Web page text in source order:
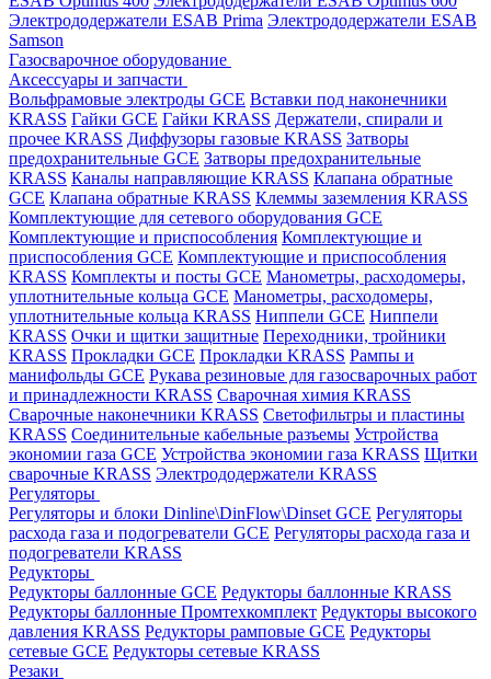
Электрододержатели ESAB Prima Электрододержатели ESAB
Samson
Газосварочное оборудование
Аксессуары и запчасти
Вольфрамовые электроды GCE Вставки под наконечники
KRASS Гайки GCE Гайки KRASS Держатели, спирали и
прочее KRASS Диффузоры газовые KRASS Затворы
предохранительные GCE Затворы предохранительные
KRASS Каналы направляющие KRASS Клапана обратные
GCE Клапана обратные KRASS Клеммы заземления KRASS
Комплектующие для сетевого оборудования GCE
Комплектующие и приспособления Комплектующие и
приспособления GCE Комплектующие и приспособления
KRASS Комплекты и посты GCE Манометры, расходомеры,
уплотнительные кольца GCE Манометры, расходомеры,
уплотнительные кольца KRASS Ниппели GCE Ниппели
KRASS Очки и щитки защитные Переходники, тройники
KRASS Прокладки GCE Прокладки KRASS Рампы и
манифольды GCE Рукава резиновые для газосварочных работ
и принадлежности KRASS Сварочная химия KRASS
Сварочные наконечники KRASS Светофильтры и пластины
KRASS Соединительные кабельные разъемы Устройства
экономии газа GCE Устройства экономии газа KRASS Щитки
сварочные KRASS Электрододержатели KRASS
Регуляторы
Регуляторы и блоки Dinline\DinFlow\Dinset GCE Регуляторы
расхода газа и подогреватели GCE Регуляторы расхода газа и
подогреватели KRASS
Редукторы
Редукторы баллонные GCE Редукторы баллонные KRASS
Редукторы баллонные Промтехкомплект Редукторы высокого
давления KRASS Редукторы рамповые GCE Редукторы
сетевые GCE Редукторы сетевые KRASS
Резаки